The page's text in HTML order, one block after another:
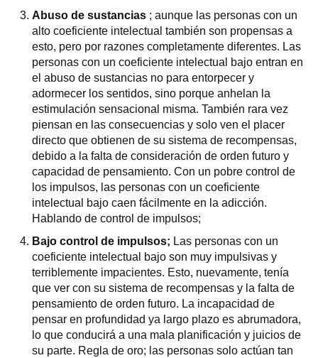
Abuso de sustancias ; aunque las personas con un
alto coeficiente intelectual también son propensas a
esto, pero por razones completamente diferentes. Las
personas con un coeficiente intelectual bajo entran en
el abuso de sustancias no para entorpecer y
adormecer los sentidos, sino porque anhelan la
estimulación sensacional misma. También rara vez
piensan en las consecuencias y solo ven el placer
directo que obtienen de su sistema de recompensas,
debido a la falta de consideración de orden futuro y
capacidad de pensamiento. Con un pobre control de
los impulsos, las personas con un coeficiente
intelectual bajo caen fácilmente en la adicción.
Hablando de control de impulsos;
Bajo control de impulsos; Las personas con un
coeficiente intelectual bajo son muy impulsivas y
terriblemente impacientes. Esto, nuevamente, tenía
que ver con su sistema de recompensas y la falta de
pensamiento de orden futuro. La incapacidad de
pensar en profundidad ya largo plazo es abrumadora,
lo que conducirá a una mala planificación y juicios de
su parte. Regla de oro; las personas solo actúan tan